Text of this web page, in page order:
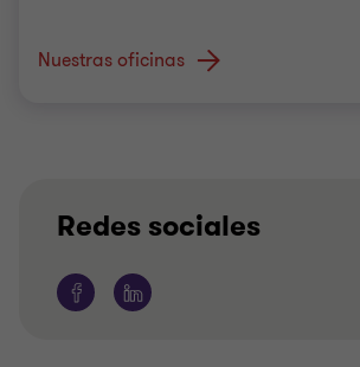
Nuestras oficinas
Redes sociales